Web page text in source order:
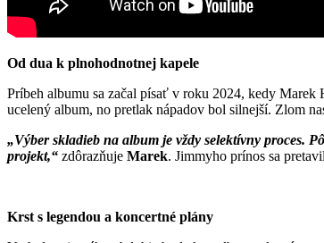
Od dua k plnohodnotnej kapele
Príbeh albumu sa začal písať v roku 2024, kedy
ucelený album, no pretlak nápadov bol silnejší. Zlom
„Výber skladieb na album je vždy selektívny proces.
projekt,“ zdôrazňuje Marek. Jimmyho prínos sa
Krst s legendou a koncertné plány